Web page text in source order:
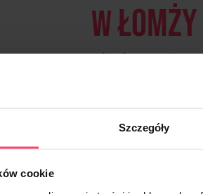
Szczegóły
cookie
Włomży
jest 9